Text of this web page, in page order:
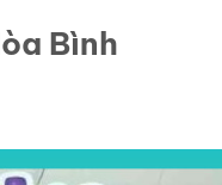
Bình